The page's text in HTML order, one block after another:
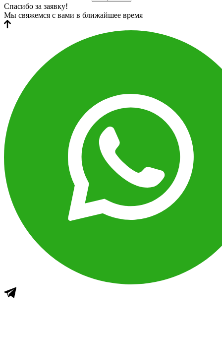
Спасибо за заявку!
Мы свяжемся с вами в ближайшее время